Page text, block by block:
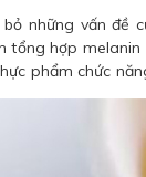
những vấn đề
tổng hợp
phẩm chức